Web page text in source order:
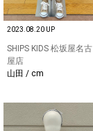
2023.08.20 UP
SHIPS KIDS 松坂屋名古
屋店
山田 / cm